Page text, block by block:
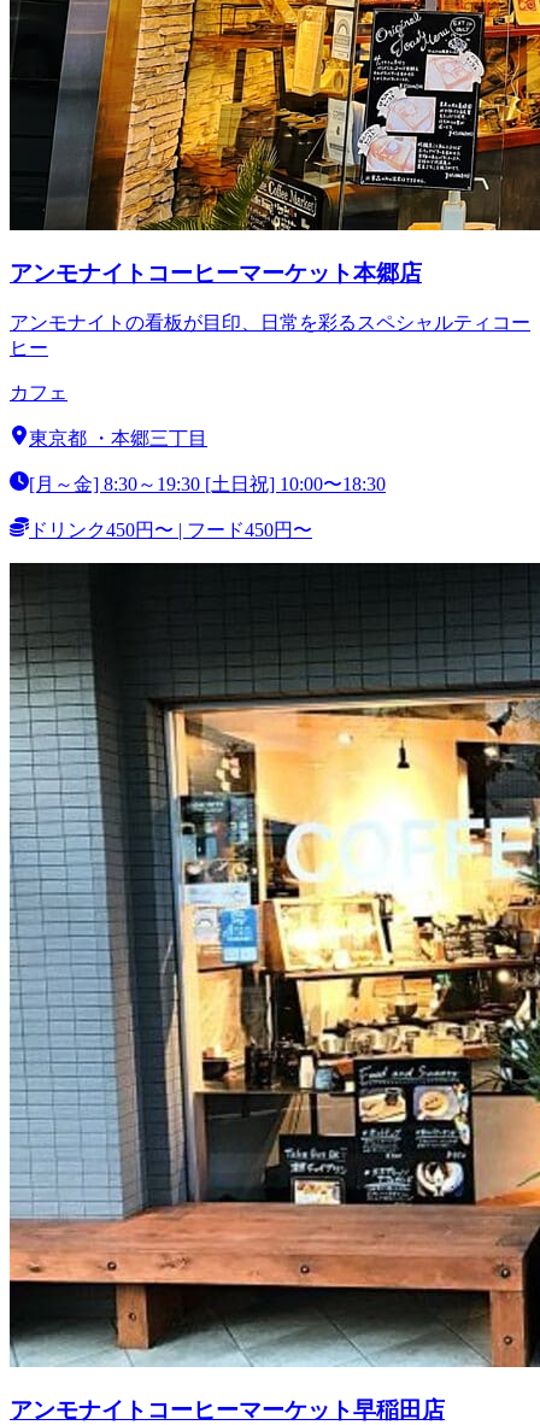
アンモナイトコーヒーマーケット本郷店
アンモナイトの看板が目印、日常を彩るスペシャルティコー
ヒー
カフェ
東京都 ・ 本郷三丁目
[月～金] 8:30～19:30 [土日祝] 10:00〜18:30
ドリンク450円〜 | フード450円〜
アンモナイトコーヒーマーケット早稲田店